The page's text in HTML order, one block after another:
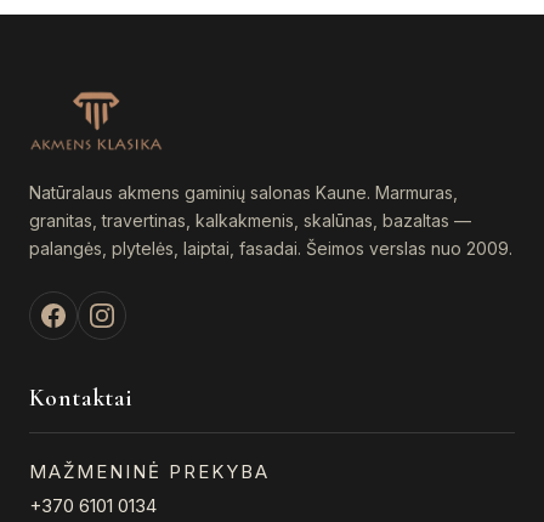
The
the
product
page
Natūralaus akmens gaminių salonas Kaune. Marmuras,
granitas, travertinas, kalkakmenis, skalūnas, bazaltas —
palangės, plytelės, laiptai, fasadai. Šeimos verslas nuo 2009.
Kontaktai
MAŽMENINĖ PREKYBA
+370 6101 0134